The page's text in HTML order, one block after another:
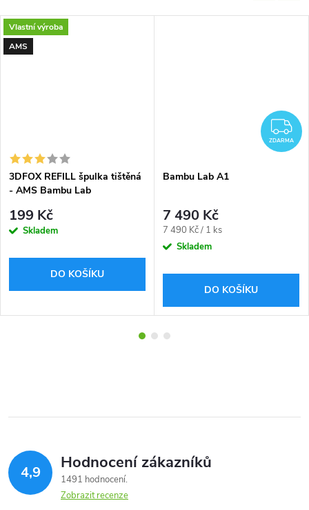
Vlastní výroba
AMS
3DFOX REFILL špulka tištěná
- AMS Bambu Lab
199 Kč
Skladem
DO KOŠÍKU
ZDARMA
Bambu Lab A1
7 490 Kč
Měrná
cena:
7 490 Kč / 1 ks
Skladem
DO KOŠÍKU
4,9 Hodnocení zákazníků
1491 hodnocení
Zobrazit recenze